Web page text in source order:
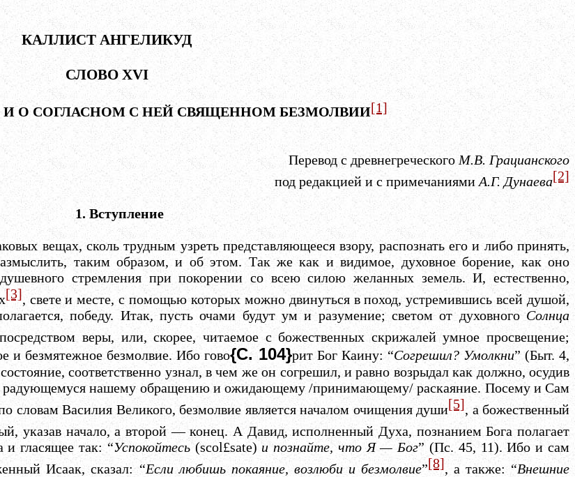
КАЛЛИСТ АНГЕЛИКУД
СЛОВОXVI
И О СОГЛАСНОМ С НЕЙ СВЯЩЕННОМ БЕЗМОЛВИИ[1]
Перевод с древнегреческогоМ.В. Грацианского
под редакцией и с примечаниями А.Г. Дунаева[2]
1. Вступление
вещах, сколь трудным узреть представляющееся взору, распознать его и либо принять,
таким образом, и об этом. Так же как и видимое, духовное борение, как оно
стремления при покорении со всею силою желанных земель. И, естественно,
[3], свете и месте, с помощью которых можно двинуться в поход, устремившись всей душой,
победу. Итак, пусть очами будут ум и разумение; светом от духовногоСолнца
веры, или, скорее, читаемое с божественных скрижалей умное просвещение;
безмятежное безмолвие. Ибо гово{С. 104}рит Бог Каину: “Согрешил? Умолкни” (Быт. 4,
соответственно узнал, в чем же он согрешил, и равно возрыдал как должно, осудив
радующемуся нашему обращению и ожидающему /принимающему/ раскаяние. Посему и Сам
словам Василия Великого, безмолвие является началом очищения души[5], а божественный
указав начало, а второй — конец. А Давид, исполненный Духа, познанием Бога полагает
и гласящее так: “Успокойтесь(scol£sate) и познайте, что Я — Бог” (Пс. 45, 11). Ибо и сам
Исаак, сказал: “Если любишь покаяние, возлюби и безмолвие”[8] , а также: “Внешние